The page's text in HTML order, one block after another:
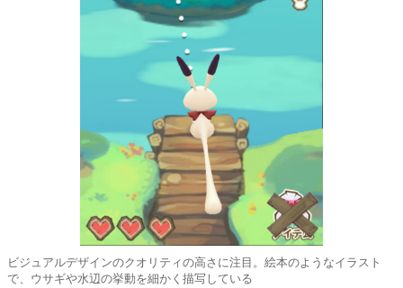
ビジュアルデザインのクオリティの高さに注目。絵本のようなイラスト
で、ウサギや水辺の挙動を細かく描写している